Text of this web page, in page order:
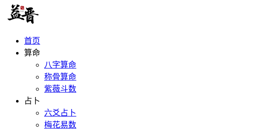
首页
算命
八字算命
称骨算命
紫薇斗数
占卜
六爻占卜
梅花易数